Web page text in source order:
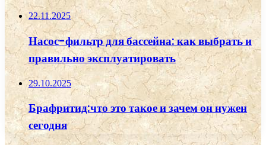
22.11.2025
Насос-фильтр для бассейна: как выбрать и
правильно эксплуатировать
29.10.2025
Брафритид:что это такое и зачем он нужен
сегодня